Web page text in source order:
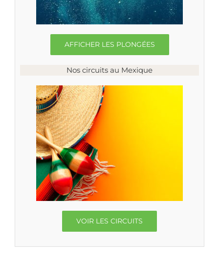
AFFICHER LES PLONGÉES
Nos circuits au Mexique
VOIR LES CIRCUITS